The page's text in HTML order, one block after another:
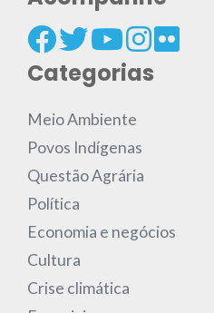
Categorias
Meio Ambiente
Povos Indígenas
Questão Agrária
Política
Economia e negócios
Cultura
Crise climática